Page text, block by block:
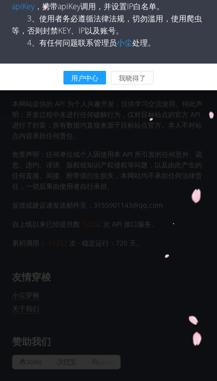
茶白数据支持并维护的免费 API 接口项目，旨在为用
户提供稳定、高效的 API 服务。
本网站提供的 API 为个人兴趣开发，仅供学习交流使用。特此声
明：开发过程中未进行任何破解行为，仅对目标站点的官方 API
进行了封装，所有数据均直接来源于目标站点官方。本人不对站
点内容承担任何责任。
免责声明：任何单位或个人因使用本 API 所引发的任何意外、疏
忽、违约、诽谤、版权或知识产权侵权等问题，以及由此产生的
任何直接、间接、附带或衍生损失，本网站均不承担任何法律责
任，一切后果由使用者自行承担。
反馈或建议请发送邮件至：3155901143@qq.com
自上线以来已经提供数 12252 次 API 接口服务。
累积调用： 12252 次 · 稳定运行： 720 天。
友情穿梭
小尘穿梭
关于我们
赞助我们
apiKey，携带apiKey调用，并设置IP白名单。
3、使用者务必遵循法律法规，切勿滥用，使用爬虫
等，否则封禁KEY、IP以及账号。
4、有任何问题联系管理员小尘处理。
用户中心 我晓得了